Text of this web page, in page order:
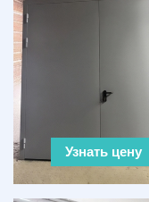
Узнать цену